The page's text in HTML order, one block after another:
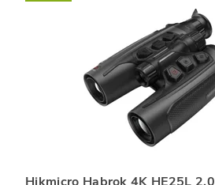
Hikmicro Habrok 4K HE25L 2.0